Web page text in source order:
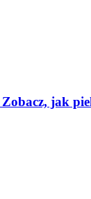
jak